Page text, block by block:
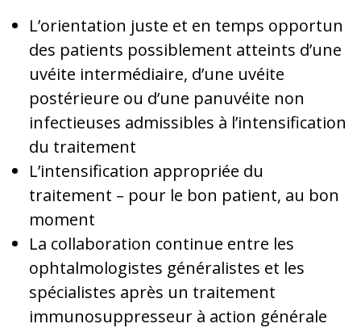
L’orientation juste et en temps opportun
des patients possiblement atteints d’une
uvéite intermédiaire, d’une uvéite
postérieure ou d’une panuvéite non
infectieuses admissibles à l’intensification
du traitement
L’intensification appropriée du
traitement – pour le bon patient, au bon
moment
La collaboration continue entre les
ophtalmologistes généralistes et les
spécialistes après un traitement
immunosuppresseur à action générale